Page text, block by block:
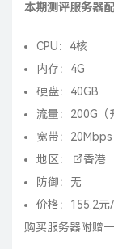
本期测评服务器配
CPU：4核
内存：4G
硬盘：40GB
流量：200G（
宽带：20Mbps
地区：
香港
防御：无
价格：155.2元/
购买服务器附赠